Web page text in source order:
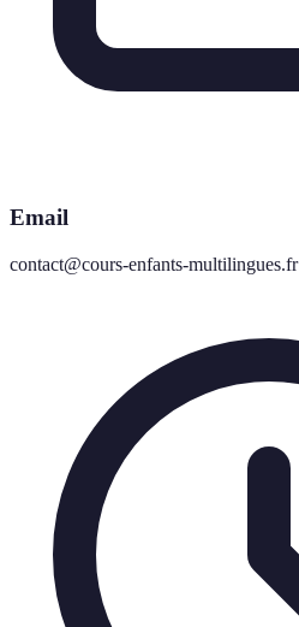
Email
contact@cours-enfants-multilingues.fr